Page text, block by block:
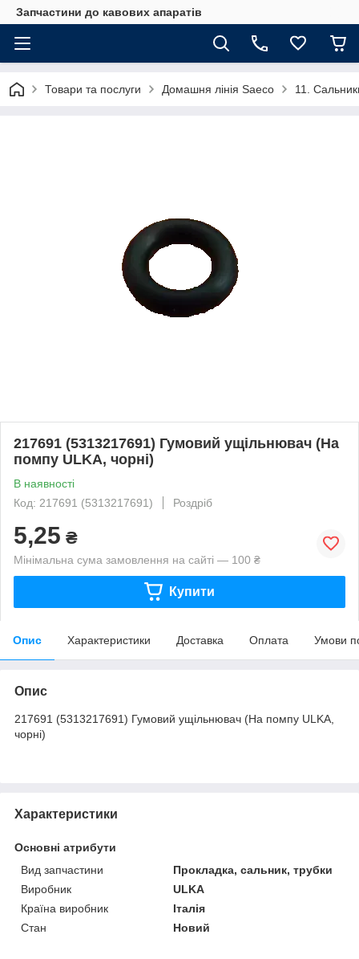
Запчастини до кавових апаратів
Товари та послуги Домашня лінія Saeco 11.
217691 (5313217691) Гумовий ущільнювач (На
помпу ULKA, чорні)
В наявності
Код: 217691 (5313217691)
Роздріб
5,25 ₴
Мінімальна сума замовлення на сайті — 100 ₴
Купити
Опис Характеристики Доставка Оплата Умови
Опис
217691 (5313217691) Гумовий ущільнювач (На помпу ULKA,
чорні)
Характеристики
Основні атрибути
Вид запчастини
Прокладка, сальник, трубки
Виробник
ULKA
Країна виробник
Італія
Стан
Новий